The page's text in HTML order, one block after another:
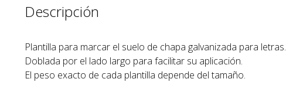
Descripción
Plantilla para marcar el suelo de chapa galvanizada para letras.
Doblada por el lado largo para facilitar su aplicación.
El peso exacto de cada plantilla depende del tamaño.